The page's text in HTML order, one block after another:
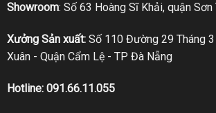
Showroom: Số 63 Hoàng Sĩ Khải, quận Sơn
Xưởng Sản xuất:Số 110 Đường 29 Tháng
Xuân - Quận Cẩm Lệ - TP Đà Nẵng
Hotline: 091.66.11.055